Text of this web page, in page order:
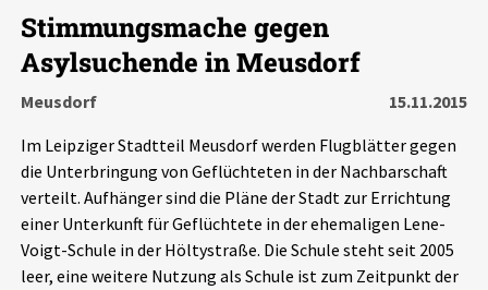
Chronik
Leipziger Zustände
Schlaglichter
Stimmungsmache gegen
Asylsuchende in Meusdorf
Meusdorf
15.11.2015
Im Leipziger Stadtteil Meusdorf werden Flugblätter gegen
die Unterbringung von Geflüchteten in der Nachbarschaft
verteilt. Aufhänger sind die Pläne der Stadt zur Errichtung
einer Unterkunft für Geflüchtete in der ehemaligen Lene-
Voigt-Schule in der Höltystraße. Die Schule steht seit 2005
leer, eine weitere Nutzung als Schule ist zum Zeitpunkt der
7502
Ereignisse Statistik